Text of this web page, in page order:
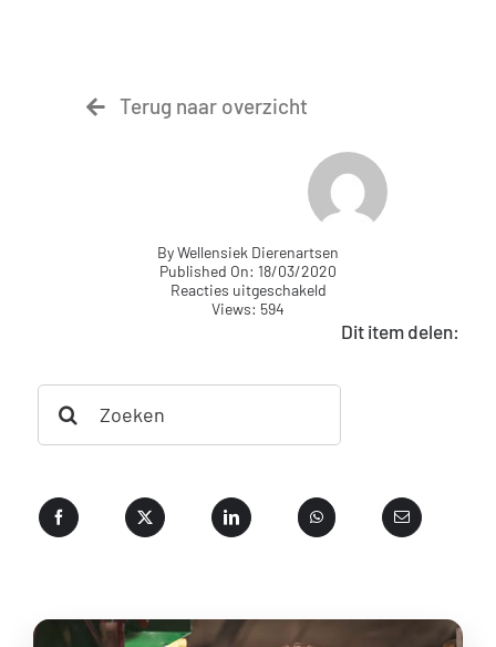
Terug naar overzicht
ByWellensiek Dierenartsen
Published On: 18/03/2020
Reacties uitgeschakeldvoor
kat
Views: 594
Search
Dit item delen: